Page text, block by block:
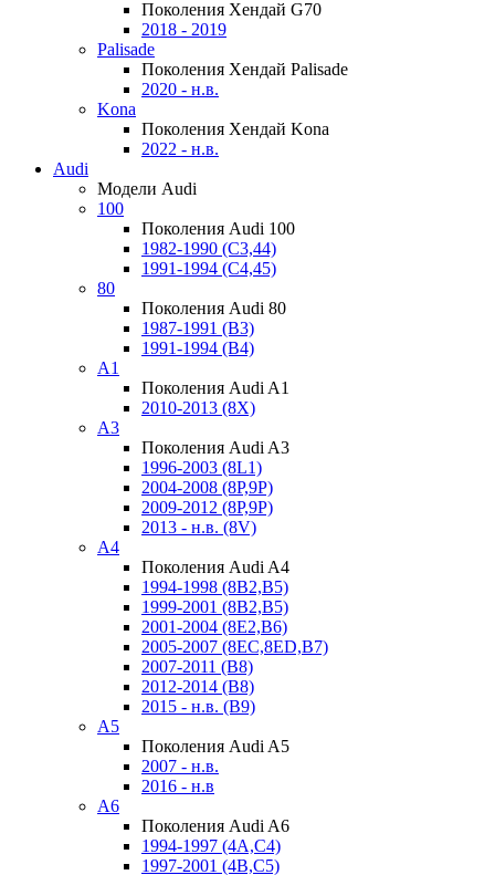
Поколения Хендай G70
2018 - 2019
Palisade
Поколения Хендай Palisade
2020 - н.в.
Kona
Поколения Хендай Kona
2022 - н.в.
Audi
Модели Audi
100
Поколения Audi 100
1982-1990 (С3,44)
1991-1994 (С4,45)
80
Поколения Audi 80
1987-1991 (B3)
1991-1994 (B4)
A1
Поколения Audi A1
2010-2013 (8X)
A3
Поколения Audi A3
1996-2003 (8L1)
2004-2008 (8P,9P)
2009-2012 (8P,9P)
2013 - н.в. (8V)
A4
Поколения Audi A4
1994-1998 (8B2,B5)
1999-2001 (8B2,B5)
2001-2004 (8E2,B6)
2005-2007 (8EC,8ED,B7)
2007-2011 (B8)
2012-2014 (B8)
2015 - н.в. (B9)
A5
Поколения Audi A5
2007 - н.в.
2016 - н.в
A6
Поколения Audi A6
1994-1997 (4A,C4)
1997-2001 (4B,C5)